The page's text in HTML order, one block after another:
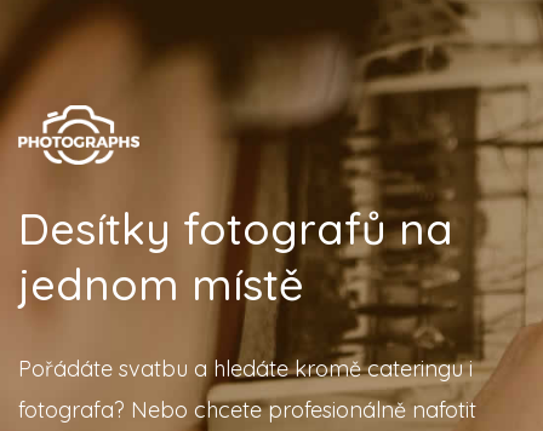
Desítky fotografů na
jednom místě
Pořádáte svatbu a hledáte kromě cateringu i
fotografa? Nebo chcete profesionálně nafotit